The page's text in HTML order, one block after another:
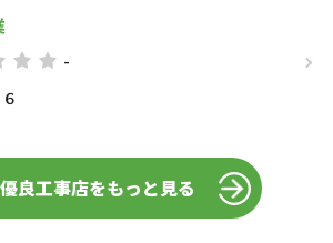
-
良工事店をもっと見る